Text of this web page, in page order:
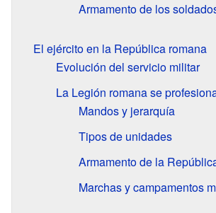
Armamento de los
El ejército en la República romana
Evolución del servicio militar
La Legión romana se
Mandos y jerarquía
Tipos de unidades
Armamento de la
Marchas y campamentos